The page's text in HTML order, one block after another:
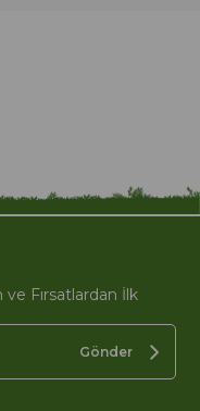
Fırsatlardan İlk
Gönder